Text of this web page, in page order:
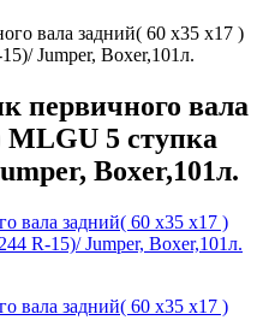
вала задний( 60 х35 х17 )
Jumper, Boxer,101л.
первичного вала
MLGU 5 ступка
Boxer,101л.